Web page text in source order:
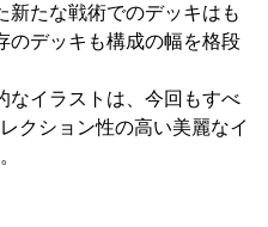
新たな戦術でのデッキはも
のデッキも構成の幅を格段
なイラストは、今回もすべ
クション性の高い美麗なイ